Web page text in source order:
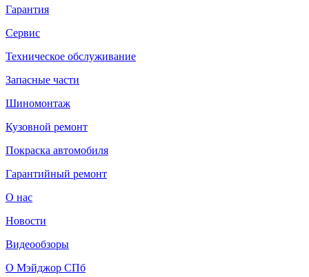
Гарантия
Сервис
Техническое обслуживание
Запасные части
Шиномонтаж
Кузовной ремонт
Покраска автомобиля
Гарантийный ремонт
О нас
Новости
Видеообзоры
О Мэйджор СПб